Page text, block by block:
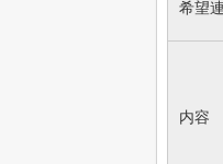
希望
内容